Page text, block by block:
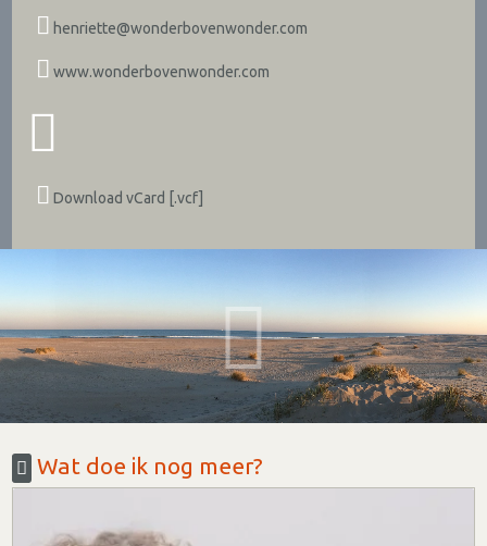
henriette@wonderbovenwonder.com
www.wonderbovenwonder.com
Download vCard [.vcf]
Wat doe ik nog meer?